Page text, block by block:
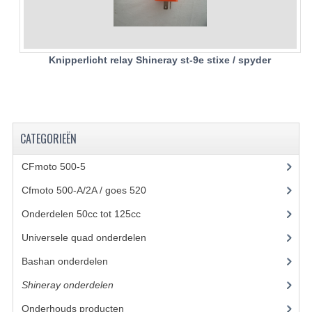
KETTING EN TANDWIELEN
KOEL SYSTEEM
Knipperlicht relay Shineray st-9e stixe / spyder
CATEGORIEËN
CFmoto 500-5(5)
Cfmoto 500-A/2A / goes 520(347)
Onderdelen 50cc tot 125cc(49)
Universele quad onderdelen
Bashan onderdelen
Shineray onderdelen
Onderhouds producten